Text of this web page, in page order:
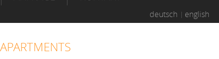
deutsch english
APARTMENTS